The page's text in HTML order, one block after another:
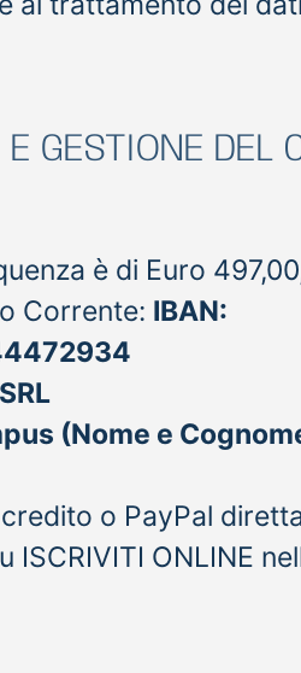
GESTIONE DEL
è di Euro
Corrente: IBAN:
(Nome e
o PayPal
ONLINE